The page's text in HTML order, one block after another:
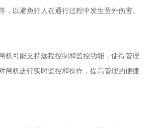
，以避免行人在通行过程中发生意外伤害。
机可能支持远程控制和监控功能，使得管理
闸机进行实时监控和操作，提高管理的便捷